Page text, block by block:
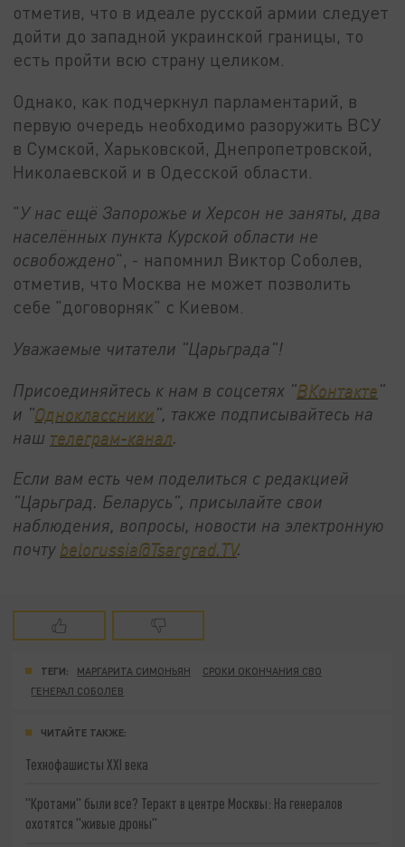
отметив, что в идеале русской армии следует
дойти до западной украинской границы, то
есть пройти всю страну целиком.
Однако, как подчеркнул парламентарий, в
первую очередь необходимо разоружить ВСУ
в Сумской, Харьковской, Днепропетровской,
Николаевской и в Одесской области.
"У нас ещё Запорожье и Херсон не заняты, два
населённых пункта Курской области не
освобождено", - напомнил Виктор Соболев,
отметив, что Москва не может позволить
себе "договорняк" с Киевом.
Уважаемые читатели "Царьграда"!
Присоединяйтесь к нам в соцсетях "ВКонтакте"
и "Одноклассники", также подписывайтесь на
наш телеграм-канал
Если вам есть чем поделиться с редакцией
"Царьград. Беларусь", присылайте свои
наблюдения, вопросы, новости на электронную
почту belorussia@Tsargrad.TV.
ТЕГИ: МАРГАРИТА СИМОНЬЯН
СРОКИ ОКОНЧАНИЯ СВО
ГЕНЕРАЛ СОБОЛЕВ
ЧИТАЙТЕ ТАКЖЕ:
Технофашисты XXI века
"Кротами" были все? Теракт в центре Москвы: На генералов
охотятся "живые дроны"